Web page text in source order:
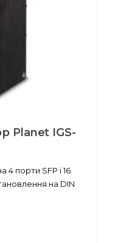
Planet IGS-
порти SFP і 16
на DIN